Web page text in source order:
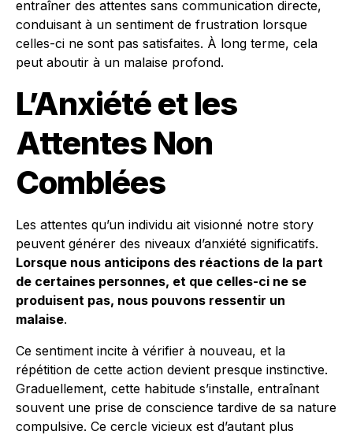
entraîner des attentes sans communication directe,
conduisant à un sentiment de frustration lorsque
celles-ci ne sont pas satisfaites. À long terme, cela
peut aboutir à un malaise profond.
L’Anxiété et les
Attentes Non
Comblées
Les attentes qu’un individu ait visionné notre story
peuvent générer des niveaux d’anxiété significatifs.
Lorsque nous anticipons des réactions de la part
de certaines personnes, et que celles-ci ne se
produisent pas, nous pouvons ressentir un
malaise.
Ce sentiment incite à vérifier à nouveau, et la
répétition de cette action devient presque instinctive.
Graduellement, cette habitude s’installe, entraînant
souvent une prise de conscience tardive de sa nature
compulsive. Ce cercle vicieux est d’autant plus